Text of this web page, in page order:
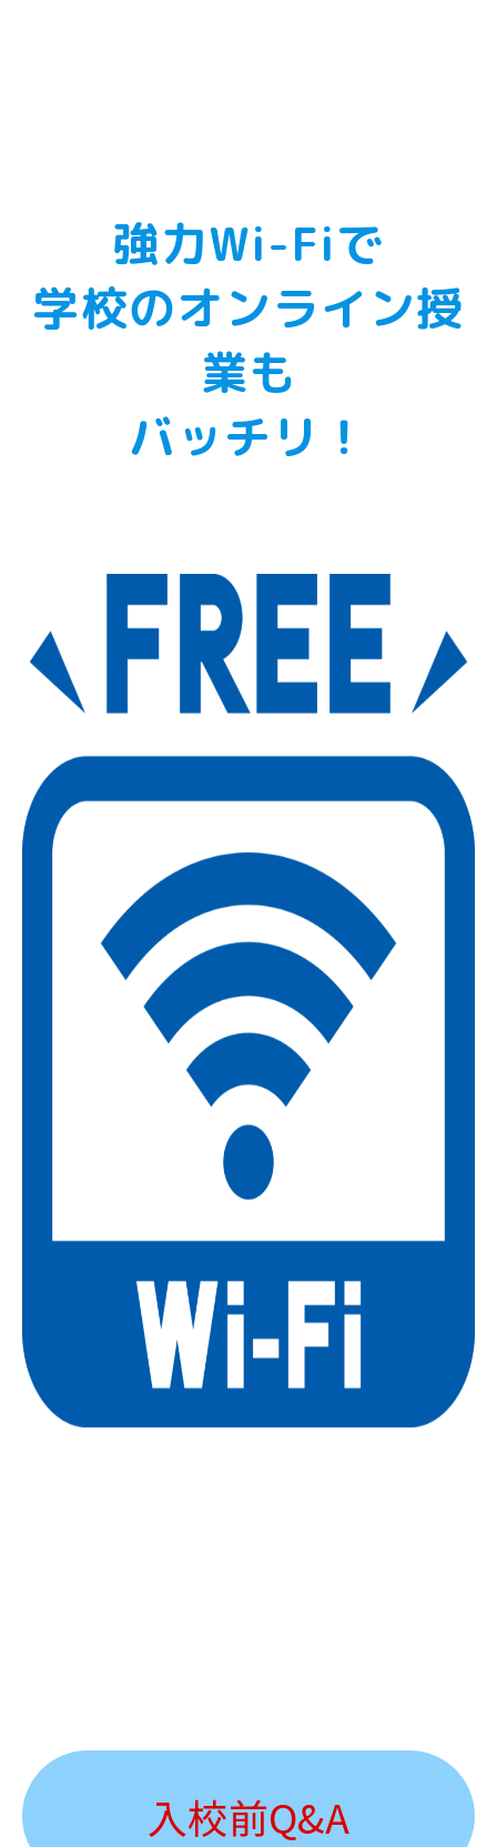
強⼒Wi-Fiで
学校のオンライン授
業も
バッチリ！
入校前Q&A